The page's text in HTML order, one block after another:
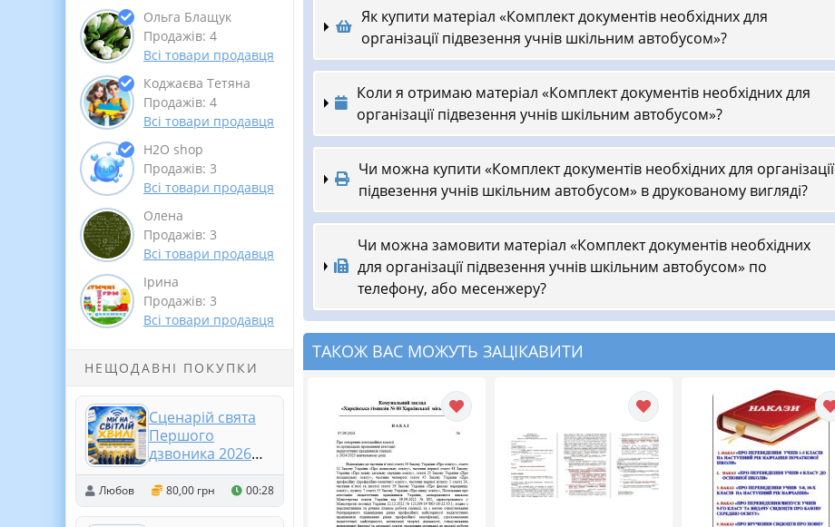
Ольга Блащук
Продажів: 4
Всі товари продавця
Коджаєва Тетяна
Продажів: 4
Всі товари продавця
Н2О shop
Продажів: 3
Всі товари продавця
Олена
Продажів: 3
Всі товари продавця
Ірина
Продажів: 3
Всі товари продавця
НЕЩОДАВНІ ПОКУПКИ
Сценарій свята
Першого
дзвоника 2026
«Ми на світлій
хвилі. Пароль до
шкільної мережі»
Любов 80,00 грн 00:28
Як купити матеріал «Комплект документів необхідних для
організації підвезення учнів шкільним автобусом»?
Коли я отримаю матеріал «Комплект документів необхідних для
організації підвезення учнів шкільним автобусом»?
Чи можна купити «Комплект документів необхідних для організації
підвезення учнів шкільним автобусом» в друкованому вигляді?
Чи можна замовити матеріал «Комплект документів необхідних
для організації підвезення учнів шкільним автобусом» по
телефону, або месенжеру?
ТАКОЖ ВАС МОЖУТЬ ЗАЦІКАВИТИ